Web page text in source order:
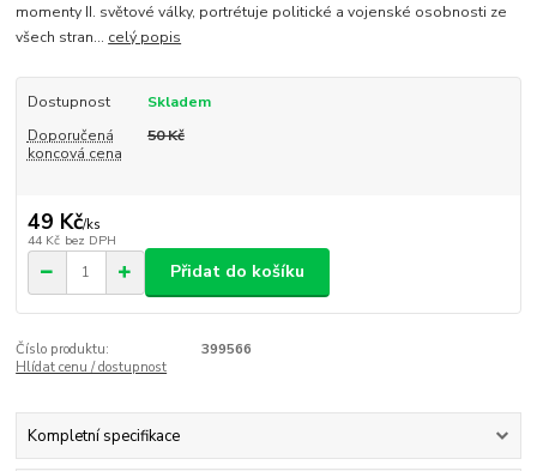
momenty II. světové války, portrétuje politické a vojenské osobnosti ze
všech stran... celý popis
Dostupnost
Skladem
Doporučená
koncová cena
50 Kč
49 Kč/ks
44 Kč bez DPH
Přidat do košíku
Číslo produktu:
399566
Hlídat cenu / dostupnost
Kompletní specifikace